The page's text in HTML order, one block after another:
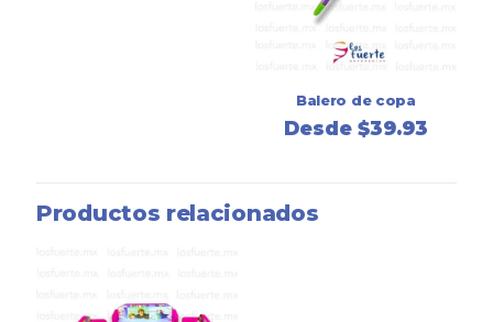
Balero de copa
Desde $39.93
Productos relacionados